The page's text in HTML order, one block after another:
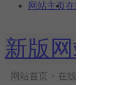
网站主页在线商店
新版网站
网站首页 > 在线商店